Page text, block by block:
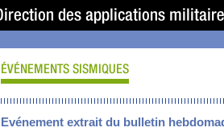
Evénement extrait du bulletin